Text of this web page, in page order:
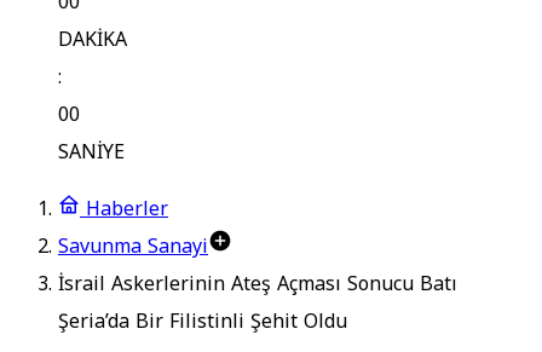
DAKİKA
:
00
SANİYE
Haberler
Savunma Sanayi
İsrail Askerlerinin Ateş Açması Sonucu Batı
Şeria’da Bir Filistinli Şehit Oldu